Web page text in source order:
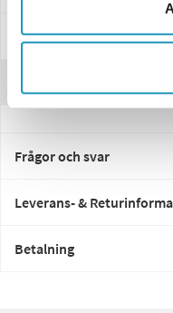
Manualer & Guider
Frågor och svar
Leverans- &
Betalning